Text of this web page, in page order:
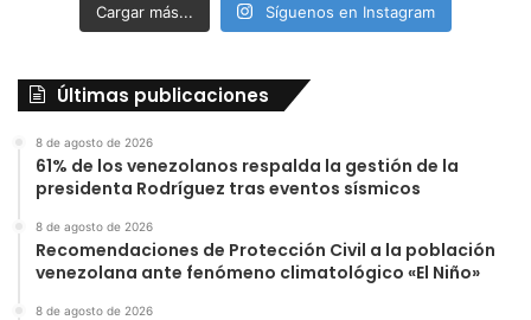
Cargar más... Síguenos en Instagram
Últimas publicaciones
8 de agosto de 2026
61% de los venezolanos respalda la gestión de la
presidenta Rodríguez tras eventos sísmicos
8 de agosto de 2026
Recomendaciones de Protección Civil a la población
venezolana ante fenómeno climatológico «El Niño»
8 de agosto de 2026